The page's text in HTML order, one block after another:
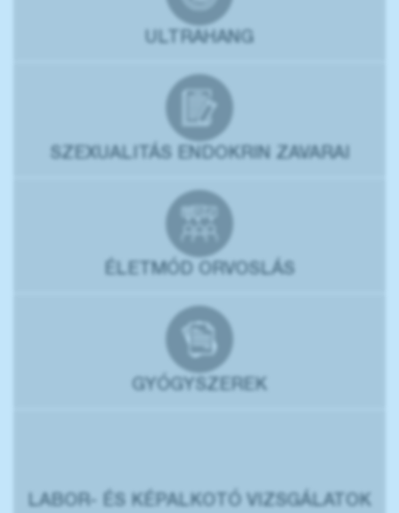
ULTRAHANG
SZEXUALITÁS ENDOKRIN ZAVARAI
ÉLETMÓD ORVOSLÁS
GYÓGYSZEREK
LABOR- ÉS KÉPALKOTÓ VIZSGÁLATOK